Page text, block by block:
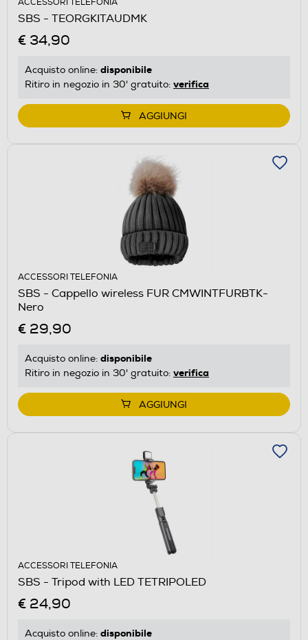
ACCESSORI TELEFONIA
SBS - TEORGKITAUDMK
€ 34,90
Acquisto online: disponibile
Ritiro in negozio in 30' gratuito: verifica
AGGIUNGI
ACCESSORI TELEFONIA
SBS - Cappello wireless FUR CMWINTFURBTK-
Nero
€ 29,90
Acquisto online: disponibile
Ritiro in negozio in 30' gratuito: verifica
AGGIUNGI
ACCESSORI TELEFONIA
SBS - Tripod with LED TETRIPOLED
€ 24,90
Acquisto online: disponibile